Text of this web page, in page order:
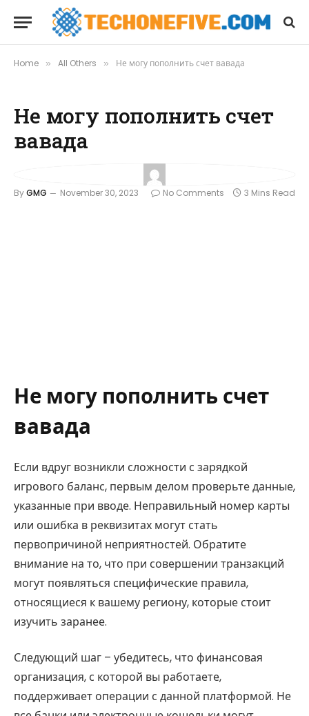
Home » All Others » Не могу пополнить счет вавада
Не могу пополнить счет
вавада
ByGMG November 30, 2023 No Comments 3 Mins Read
Не могу пополнить счет
вавада
Если вдруг возникли сложности с зарядкой
игрового баланс, первым делом проверьте данные,
указанные при вводе. Неправильный номер карты
или ошибка в реквизитах могут стать
первопричиной неприятностей. Обратите
внимание на то, что при совершении транзакций
могут появляться специфические правила,
относящиеся к вашему региону, которые стоит
изучить заранее.
Следующий шаг – убедитесь, что финансовая
организация, с которой вы работаете,
поддерживает операции с данной платформой. Не